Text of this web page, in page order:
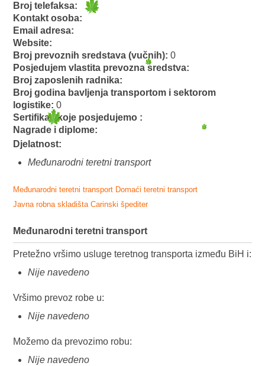
Broj telefaksa:
Kontakt osoba:
Email adresa:
Website:
Broj prevoznih sredstava (vučnih):0
Posjedujem vlastita prevozna sredstva:
Broj zaposlenih radnika:
Broj godina bavljenja transportom i sektorom
logistike:0
Sertifikati koje posjedujemo :
Nagrade i diplome:
Djelatnost:
Međunarodni teretni transport
Međunarodni teretni transport Domaći teretni transport
Javna robna skladišta Carinski špediter
Međunarodni teretni transport
Pretežno vršimo usluge teretnog transporta između BiH i:
Nije navedeno
Vršimo prevoz robe u:
Nije navedeno
Možemo da prevozimo robu:
Nije navedeno